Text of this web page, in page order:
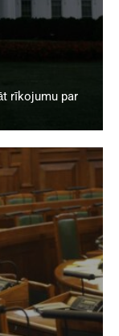
rīkojumu par